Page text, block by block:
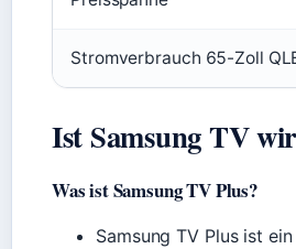
Stromverbrauch 65-Zoll
Ist Samsung TV
Was ist Samsung TV Plus?
Samsung TV Plus ist